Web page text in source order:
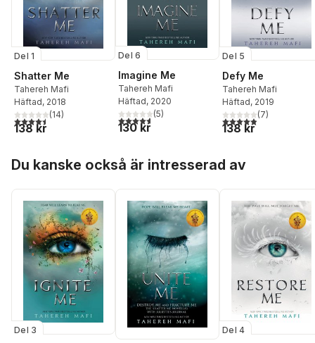
Del 1
Shatter Me
Tahereh Mafi
Häftad, 2018
4,5utav 5 stjärnor. Totalt antal röster:
(14)
138 kr
Del 6
Imagine Me
Tahereh Mafi
Häftad, 2020
4,6utav 5 stjärnor. Totalt antal röster:
(5)
130 kr
Del 5
Defy Me
Tahereh Mafi
Häftad, 2019
4,9utav 5 stjärnor.
(7)
138 kr
Du kanske också är intresserad av
Del 3 Del 4